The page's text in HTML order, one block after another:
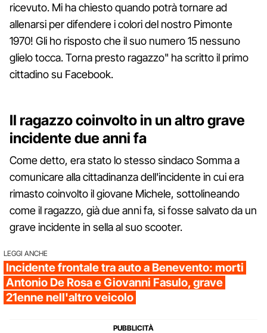
ricevuto. Mi ha chiesto quando potrà tornare ad
allenarsi per difendere i colori del nostro Pimonte
1970! Gli ho risposto che il suo numero 15 nessuno
glielo tocca. Torna presto ragazzo" ha scritto il primo
cittadino su Facebook.
Il ragazzo coinvolto in un altro grave
incidente due anni fa
Come detto, era stato lo stesso sindaco Somma a
comunicare alla cittadinanza dell'incidente in cui era
rimasto coinvolto il giovane Michele, sottolineando
come il ragazzo, già due anni fa, si fosse salvato da un
grave incidente in sella al suo scooter.
LEGGI ANCHE
Incidente frontale tra auto a Benevento: morti
Antonio De Rosa e Giovanni Fasulo, grave
21enne nell'altro veicolo